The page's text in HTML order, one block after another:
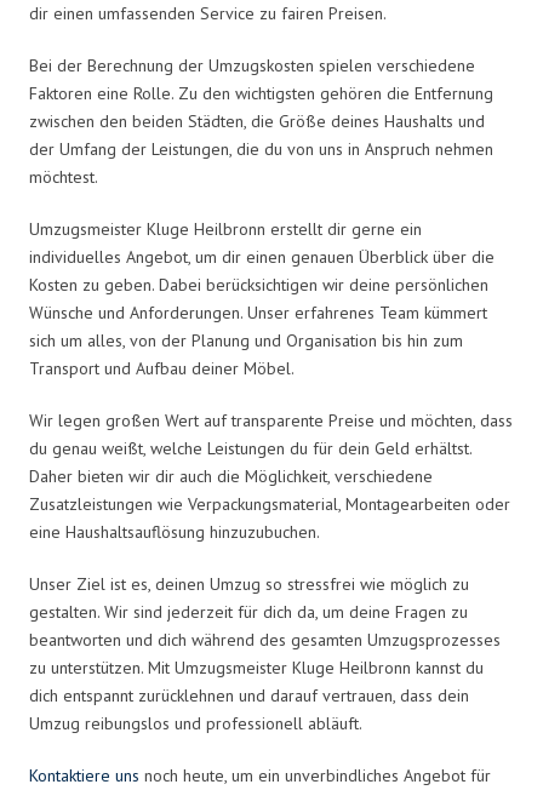
dir einen umfassenden Service zu fairen Preisen.
Bei der Berechnung der Umzugskosten spielen verschiedene
Faktoren eine Rolle. Zu den wichtigsten gehören die Entfernung
zwischen den beiden Städten, die Größe deines Haushalts und
der Umfang der Leistungen, die du von uns in Anspruch nehmen
möchtest.
Umzugsmeister Kluge Heilbronn erstellt dir gerne ein
individuelles Angebot, um dir einen genauen Überblick über die
Kosten zu geben. Dabei berücksichtigen wir deine persönlichen
Wünsche und Anforderungen. Unser erfahrenes Team kümmert
sich um alles, von der Planung und Organisation bis hin zum
Transport und Aufbau deiner Möbel.
Wir legen großen Wert auf transparente Preise und möchten, dass
du genau weißt, welche Leistungen du für dein Geld erhältst.
Daher bieten wir dir auch die Möglichkeit, verschiedene
Zusatzleistungen wie Verpackungsmaterial, Montagearbeiten oder
eine Haushaltsauflösung hinzuzubuchen.
Unser Ziel ist es, deinen Umzug so stressfrei wie möglich zu
gestalten. Wir sind jederzeit für dich da, um deine Fragen zu
beantworten und dich während des gesamten Umzugsprozesses
zu unterstützen. Mit Umzugsmeister Kluge Heilbronn kannst du
dich entspannt zurücklehnen und darauf vertrauen, dass dein
Umzug reibungslos und professionell abläuft.
Kontaktiere uns noch heute, um ein unverbindliches Angebot für